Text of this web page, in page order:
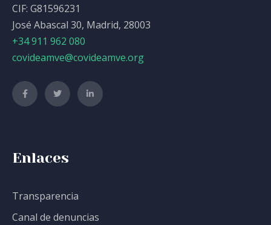
CIF: G81596231
José Abascal 30, Madrid, 28003
+34 911 962 080
covideamve@covideamve.org
Enlaces
Transparencia
Canal de denuncias